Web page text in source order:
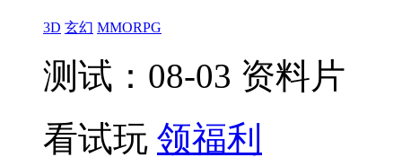
3D 玄幻 MMORPG
测试：08-03 资料片
看试玩 领福利